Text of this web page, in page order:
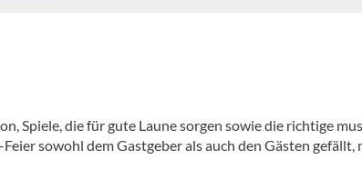
Spiele, die für gute Laune sorgen sowie die richtige
sowohl dem Gastgeber als auch den Gästen gefällt,